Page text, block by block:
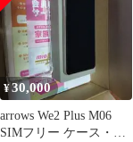
¥30,000
arrows We2 Plus M06
SIMフリー ケース・保